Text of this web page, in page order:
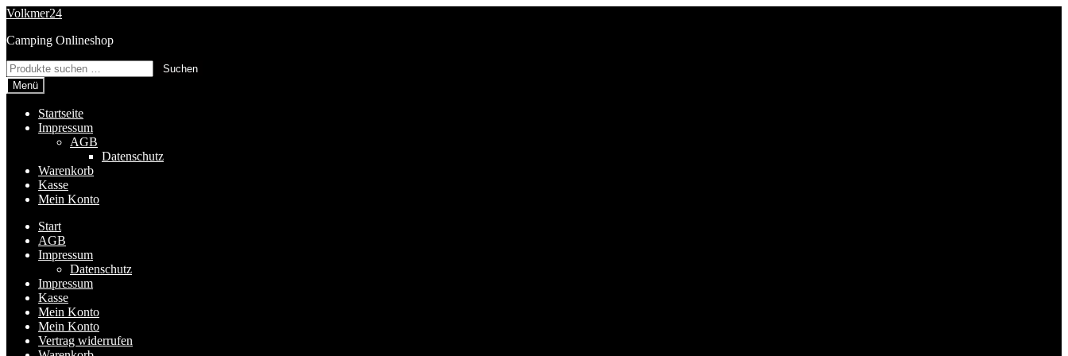
Zur
springen
Zum
springen
Volkmer24
Camping Onlineshop
Suchen
nach:
Suchen
Menü
Startseite
Impressum
AGB
Datenschutz
Warenkorb
Kasse
Mein Konto
Start
AGB
Impressum
Datenschutz
Impressum
Kasse
Mein Konto
Mein Konto
Vertrag widerrufen